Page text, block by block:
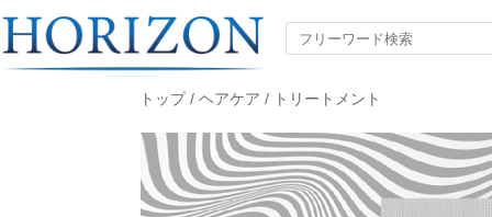
トップ/ ヘアケア / トリートメント